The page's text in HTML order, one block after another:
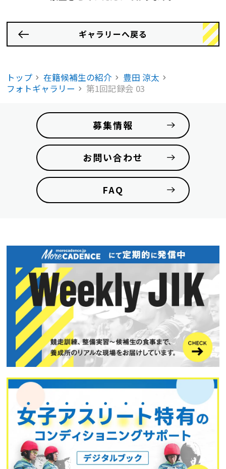
ギャラリーへ戻る
トップ 在籍候補生の紹介
豊田 涼太
フォトギャラリー
第1回記録会 03
募集情報
お問い合わせ
FAQ